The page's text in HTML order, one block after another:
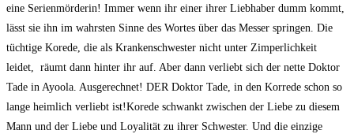
eine Serienmörderin! Immer wenn ihr einer ihrer Liebhaber dumm kommt,
lässt sie ihn im wahrsten Sinne des Wortes über das Messer springen. Die
tüchtige Korede, die als Krankenschwester nicht unter Zimperlichkeit
leidet, räumt dann hinter ihr auf. Aber dann verliebt sich der nette Doktor
Tade in Ayoola. Ausgerechnet! DER Doktor Tade, in den Korrede schon so
lange heimlich verliebt ist!Korede schwankt zwischen der Liebe zu diesem
Mann und der Liebe und Loyalität zu ihrer Schwester. Und die einzige